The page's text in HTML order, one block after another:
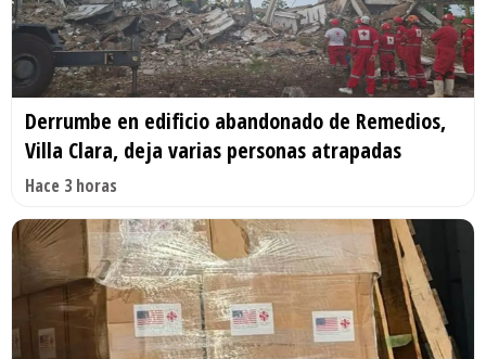
Derrumbe en edificio abandonado de Remedios,
Villa Clara, deja varias personas atrapadas
Hace 3 horas